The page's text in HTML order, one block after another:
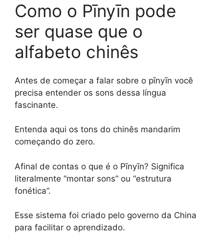
Como o Pīnyīn pode
ser quase que o
alfabeto chinês
Antes de começar a falar sobre o pīnyīn você
precisa entender os sons dessa língua
fascinante.
Entenda aqui os tons do chinês mandarim
começando do zero.
Afinal de contas o que é o Pīnyīn? Significa
literalmente “montar sons” ou “estrutura
fonética”.
Esse sistema foi criado pelo governo da China
para facilitar o aprendizado.